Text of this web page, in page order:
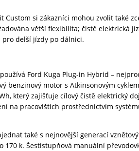
si zákazníci mohou zvolit také
větší flexibilita; čistě elektrická
pro delší jízdy po dálnici.
Ford Kuga Plug-in Hybrid –
benzinový motor s Atkinsonovým
který zajišťuje cílový čistě elektrický
na pracovištích prostřednictvím
také s nejnovější generací
170 k. Šestistupňová manuální